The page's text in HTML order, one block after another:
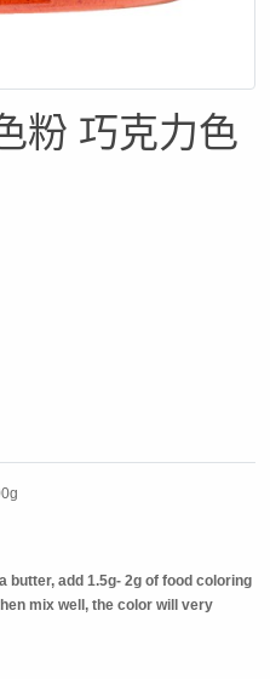
粉 巧克力色
butter, add 1.5g- 2g of food coloring
mix well, the color will very